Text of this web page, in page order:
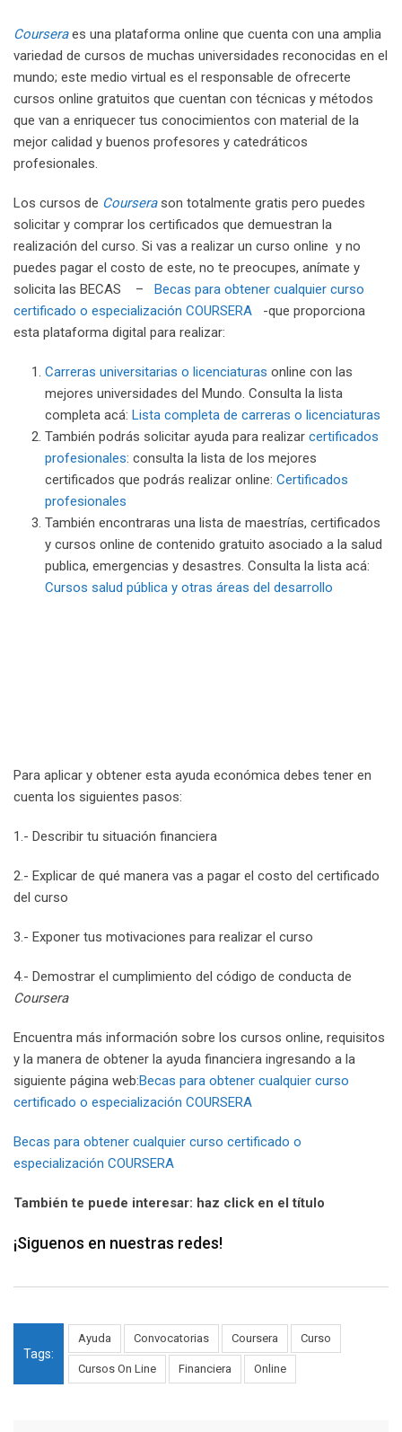
Courseraes una plataforma online que cuenta con una amplia
variedad de cursos de muchas universidades reconocidas en el
mundo; este medio virtual es el responsable de ofrecerte
cursos online gratuitos que cuentan con técnicas y métodos
que van a enriquecer tus conocimientos con material de la
mejor calidad y buenos profesores y catedráticos
profesionales.
Los cursos de Courserason totalmente gratis pero puedes
solicitar y comprar los certificados que demuestran la
realización del curso. Si vas a realizar un curso online y no
puedes pagar el costo de este, no te preocupes, anímate y
solicita las BECAS – Becas para obtener cualquier curso
certificado o especialización COURSERA -que proporciona
esta plataforma digital para realizar:
Carreras universitarias o licenciaturas online con las
mejores universidades del Mundo. Consulta la lista
completa acá: Lista completa de carreras o licenciaturas
También podrás solicitar ayuda para realizar certificados
profesionales: consulta la lista de los mejores
certificados que podrás realizar online: Certificados
profesionales
También encontraras una lista de maestrías, certificados
y cursos online de contenido gratuito asociado a la salud
publica, emergencias y desastres. Consulta la lista acá:
Cursos salud pública y otras áreas del desarrollo
Para aplicar y obtener esta ayuda económica debes tener en
cuenta los siguientes pasos:
1.- Describir tu situación financiera
2.- Explicar de qué manera vas a pagar el costo del certificado
del curso
3.- Exponer tus motivaciones para realizar el curso
4.- Demostrar el cumplimiento del código de conducta de
Coursera
Encuentra más información sobre los cursos online, requisitos
y la manera de obtener la ayuda financiera ingresando a la
siguiente página web:Becas para obtener cualquier curso
certificado o especialización COURSERA
Becas para obtener cualquier curso certificado o
especialización COURSERA
También te puede interesar: haz click en el título
¡Siguenos en nuestras redes!
Tags:
Ayuda Convocatorias Coursera Curso
Cursos On Line Financiera Online